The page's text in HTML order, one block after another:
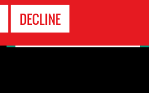
DECLINE
D'URGENCE